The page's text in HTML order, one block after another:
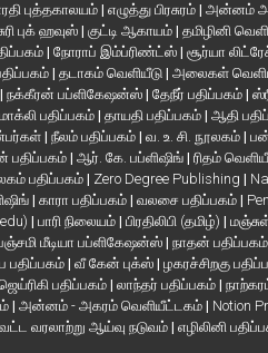
புத்தகாலயம்| எழுத்து பிரசுரம் | அன்னம்
புக் ஹவுஸ் | குட்டி ஆகாயம் | தமிழினி
| நோராப் இம்ப்ரிண்ட்ஸ் | சூர்யா
| தடாகம் வெளியீடு | அலைகள்
| நக்கீரன் பப்ளிகேஷன்ஸ் | தேநீர் பதிப்பகம் |
பதிப்பகம் | தாயதி பதிப்பகம் | ஆதி
| நீலம் பதிப்பகம் | வ. உ. சி. நூலகம் |
பதிப்பகம்| ஆர். கே. பப்ளிஷிங் | ரிதம்
பதிப்பகம் | Zero Degree Publishing |
| காரா பதிப்பகம் | வலசை பதிப்பகம் |
| பாரி நிலையம் | பிரதிலிபி (தமிழ்) |
மீடியா பப்ளிகேஷன்ஸ்| நாதன் பதிப்பகம்
பதிப்பகம் | வீ கேன் புக்ஸ் | ழகரச்சிறகு
பதிப்பகம்| லாந்தர் பதிப்பகம் |
| அன்னம் - அகரம் வெளியீட்டகம் | Notion
வரலாற்று ஆய்வு நடுவம் | எழிலினி